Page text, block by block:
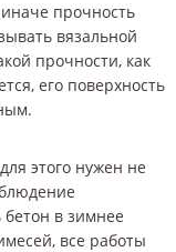
прочность
вязальной
прочности, как
его поверхность
этого нужен не
бетон в зимнее
все работы